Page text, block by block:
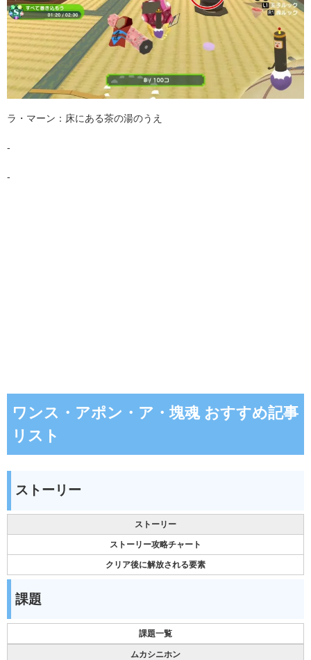
ラ・マーン：床にある茶の湯のうえ
-
-
ワンス・アポン・ア・塊魂 おすすめ記事
リスト
ストーリー
ストーリー
ストーリー攻略チャート
クリア後に解放される要素
課題
課題一覧
ムカシニホン